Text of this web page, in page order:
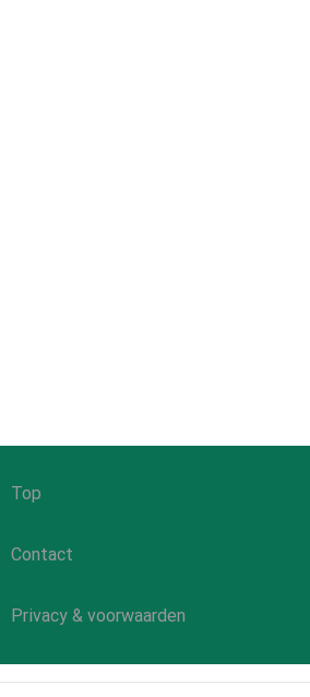
Top
Contact
Privacy & voorwaarden